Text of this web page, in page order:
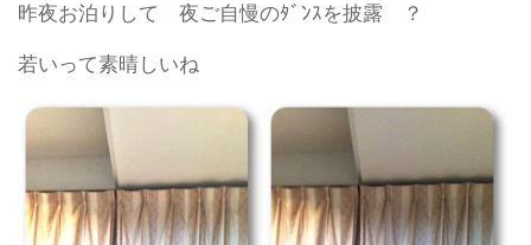
昨夜お泊りして 夜ご自慢のﾀﾞﾝｽを披露 ？
若いって素晴しいね